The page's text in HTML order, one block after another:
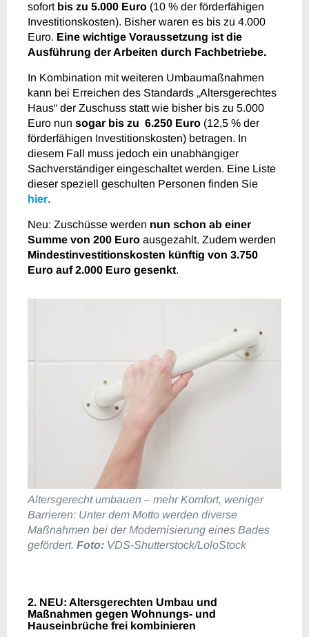
sofort bis zu 5.000 Euro (10 % der förderfähigen
Investitionskosten). Bisher waren es bis zu 4.000
Euro. Eine wichtige Voraussetzung ist die
Ausführung der Arbeiten durch Fachbetriebe.
In Kombination mit weiteren Umbaumaßnahmen
kann bei Erreichen des Standards „Altersgerechtes
Haus“ der Zuschuss statt wie bisher bis zu 5.000
Euro nun sogar bis zu 6.250 Euro (12,5 % der
förderfähigen Investitionskosten) betragen. In
diesem Fall muss jedoch ein unabhängiger
Sachverständiger eingeschaltet werden. Eine Liste
dieser speziell geschulten Personen finden Sie
hier.
Neu: Zuschüsse werden nun schon ab einer
Summe von 200 Euro ausgezahlt. Zudem werden
Mindestinvestitionskosten künftig von 3.750
Euro auf 2.000 Euro gesenkt.
Altersgerecht umbauen – mehr Komfort, weniger
Barrieren: Unter dem Motto werden diverse
Maßnahmen bei der Modernisierung eines Bades
gefördert. Foto: VDS-Shutterstock/LoloStock
2. NEU: Altersgerechten Umbau und
Maßnahmen gegen Wohnungs- und
Hauseinbrüche frei kombinieren